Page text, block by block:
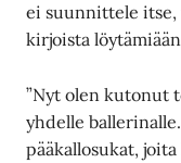
ei suunnittele itse,
kirjoista
”Nyt olen kutonut
yhdelle
pääkallosukat,